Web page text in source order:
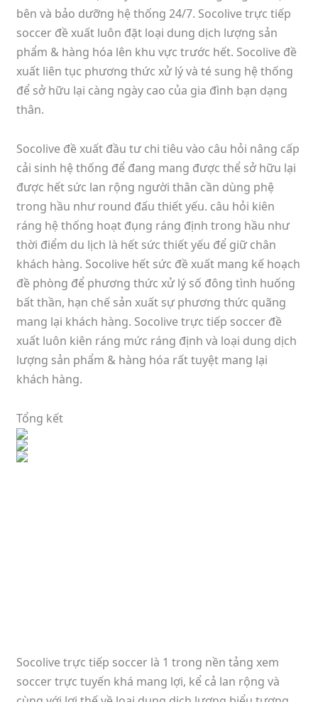
bên và bảo dưỡng hệ thống 24/7. Socolive trực tiếp
soccer đề xuất luôn đặt loại dung dịch lượng sản
phẩm & hàng hóa lên khu vực trước hết. Socolive đề
xuất liên tục phương thức xử lý và té sung hệ thống
để sở hữu lại càng ngày cao của gia đình bạn dạng
thân.
Socolive đề xuất đầu tư chi tiêu vào câu hỏi nâng cấp
cải sinh hệ thống để đang mang được thể sở hữu lại
được hết sức lan rộng người thân cần dùng phệ
trong hầu như round đấu thiết yếu. câu hỏi kiên
ráng hệ thống hoạt đụng ráng định trong hầu như
thời điểm du lịch là hết sức thiết yếu để giữ chân
khách hàng. Socolive hết sức đề xuất mang kế hoạch
đề phòng để phương thức xử lý số đông tình huống
bất thần, hạn chế sản xuất sự phương thức quãng
mang lại khách hàng. Socolive trực tiếp soccer đề
xuất luôn kiên ráng mức ráng định và loại dung dịch
lượng sản phẩm & hàng hóa rất tuyệt mang lại
khách hàng.
Tổng kết
Socolive trực tiếp soccer là 1 trong nền tảng xem
soccer trực tuyến khá mang lợi, kể cả lan rộng và